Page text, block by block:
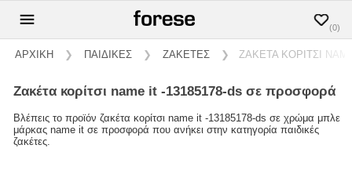
(0)
ΑΡΧΙΚΗ ❯ ΠΑΙΔΙΚΕΣ ❯ ΖΑΚΕΤΕΣ ❯ ΖΑΚΕΤΑ ΚΟΡΙΤΣΙ
ζακέτα κορίτσι name it -13185178-ds σε προσφορά
Βλέπεις το προϊόν ζακέτα κορίτσι name it -13185178-ds σε χρώμα μπλε
μάρκας name it σε προσφορά που ανήκει στην κατηγορία παιδικές
ζακέτες.